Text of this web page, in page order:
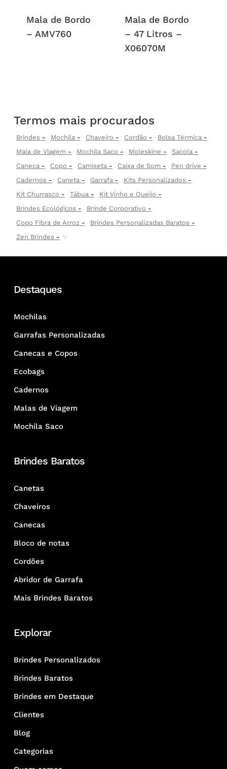
Mala de Bordo
– AMV760
Mala de Bordo
– 47 Litros –
X06070M
Termos mais procurados
Brindes Mochila Chaveiro Cordão
Bolsa Térmica
Mala de Viagem
Mochila Saco Moleskine
Sacola
Caneca
Copo Camiseta Caixa de Som
Pen drive
Cadernos
Caneta Garrafa
Kits Personalizados
Kit Churrasco
Tábua
Kit Vinho e Queijo
Brindes Ecológicos
Brinde Corporativo
Copo Fibra de Arroz
Brindes Personalizadas Baratos
Zen Brindes
✨
Destaques
Mochilas
Garrafas Personalizadas
Canecas e Copos
Ecobags
Cadernos
Malas de Viagem
Mochila Saco
Brindes Baratos
Canetas
Chaveiros
Canecas
Bloco de notas
Cordões
Abridor de Garrafa
Mais Brindes Baratos
Explorar
Brindes Personalizados
Brindes Baratos
Brindes em Destaque
Clientes
Blog
Categorias